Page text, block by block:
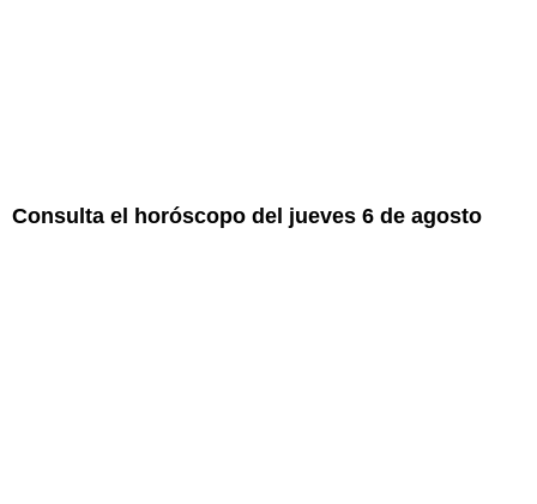
Consulta el horóscopo del jueves 6 de agosto